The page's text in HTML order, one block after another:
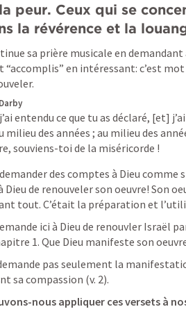
peur. Ceux qui se
la révérence et la
sa prière musicale en demandant
“accomplis” en intéressant: c’est
entendu ce que tu as déclaré, [et]
des années ; au milieu des
souviens-toi de la miséricorde !
des comptes à Dieu comme
Dieu de renouveler son oeuvre! Son
tout. C’était la préparation et
ici à Dieu de renouvler Israël
1. Que Dieu manifeste son
pas seulement la
sa compassion (v. 2).
nous appliquer ces versets à